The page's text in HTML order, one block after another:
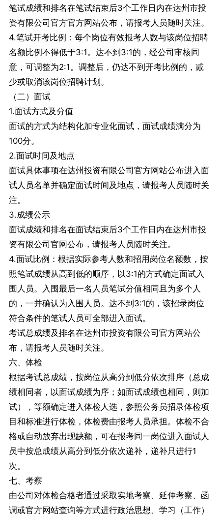
笔试成绩和排名在笔试结束后3个工作日内在达州市投
资有限公司官方官方网站公布，请报考人员随时关注。
4.笔试开考比例：每个岗位有效报考人数与该岗位招聘
名额比例不得低于3:1。达不到3:1的，经公司审核同
意，可调整为2:1。调整后，仍达不到开考比例的，减
少或取消该岗位招聘计划。
（二）面试
1.面试方式及分值
面试的方式为结构化加专业化面试，面试成绩满分为
100分。
2.面试时间及地点
面试具体事项在达州投资有限公司官方网站公布进入面
试人员名单并确定面试时间及地点，请报考人员随时关
注。
3.成绩公示
面试成绩和排名在面试结束后3个工作日内在达州市投
资有限公司官网公布，请报考人员随时关注。
4.面试比例：根据实际参考人数和招用岗位名额数，按
照笔试成绩从高到低的顺序，以3:1的方式确定面试入
围人员。入围最后一名人员笔试分值相同且为多个人
的，一并确认为入围人员。达不到3:1的，该招录岗位
符合条件的笔试人员可全部进入面试。
考试总成绩及排名在达州市投资有限公司官方网站公
布，请报考人员随时关注。
六、体检
根据考试总成绩，按岗位从高分到低分依次排序（总成
绩相同者，以面试成绩为序；如面试成绩也相同，则加
试），等额确定进入体检人选，参照公务员招录体检项
目和标准进行体检，体检费由报考人员承担。体检不合
格或自动放弃出现缺额，可在报考同一岗位进入面试人
员中按总成绩从高分到低分依次递补，递补只进行1
次。
七、考察
由公司对体检合格者通过采取实地考察、延伸考察、函
调或官方网站查询等方式进行政治思想、学习（工作）